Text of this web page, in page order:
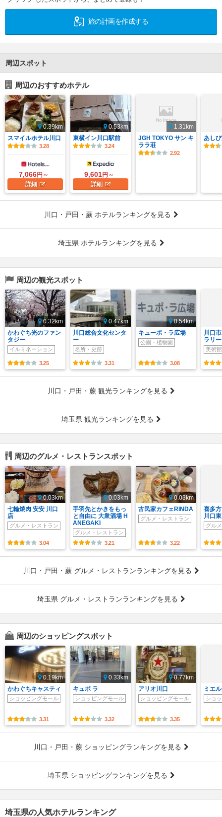
旅の計画を作成する
周辺スポット
周辺のおすすめホテル
0.39km
スマイルホテル川口
3.28
7,066円～
詳細
0.53km
東横イン川口駅前
3.24
9,601円～
詳細
1.31km
JGH TOKYO サン キ
ララ荘
2.92
あし
川口・戸田・蕨 ホテルランキングを見る
埼玉県 ホテルランキングを見る
周辺の観光スポット
0.32km
かわぐち光のファン
タジー
イルミネーション
3.25
0.47km
川口総合文化センタ
ー
名所・史跡
3.31
0.54km
キューポ・ラ広場
公園・植物園
3.08
川口
ラリ
美術
川口・戸田・蕨 観光ランキングを見る
埼玉県 観光ランキングを見る
周辺のグルメ・レストランスポット
0.03km
七輪焼肉 安安 川口
店
グルメ・レストラン
3.04
0.03km
手羽先とかきをもっ
と自由に 大衆酒場 H
ANEGAKI
グルメ・レストラン
3.21
0.03km
古民家カフェRINDA
グルメ・レストラン
3.22
喜多
川口
グル
川口・戸田・蕨 グルメ・レストランランキングを見る
埼玉県 グルメ・レストランランキングを見る
周辺のショッピングスポット
0.19km
かわぐちキャスティ
ショッピングモール
3.31
0.33km
キュポ ラ
ショッピングモール
3.32
0.77km
アリオ川口
ショッピングモール
3.35
ミエ
ショ
川口・戸田・蕨 ショッピングランキングを見る
埼玉県 ショッピングランキングを見る
埼玉県の人気ホテルランキング